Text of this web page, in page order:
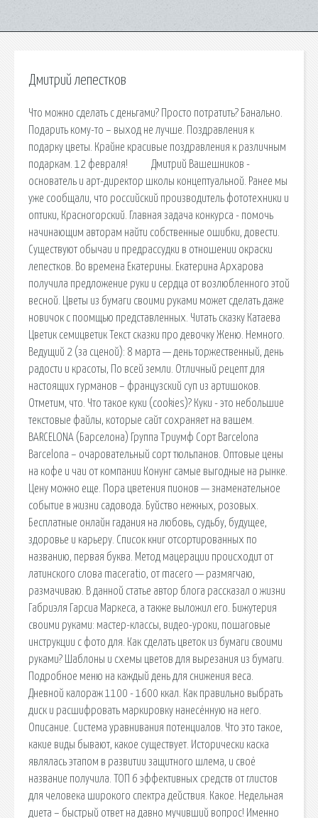
Дмитрий лепестков
Что можно сделать с деньгами? Просто потратить? Банально.
Подарить кому-то – выход не лучше. Поздравления к
подарку цветы. Крайне красивые поздравления к различным
подаркам. 12 февраля! ⠀ ⠀ Дмитрий Вашешников -
основатель и арт-директор школы концептуальной. Ранее мы
уже сообщали, что российский производитель фототехники и
оптики, Красногорский. Главная задача конкурса - помочь
начинающим авторам найти собственные ошибки, довести.
Существуют обычаи и предрассудки в отношении окраски
лепестков. Во времена Екатерины. Екатерина Архарова
получила предложение руки и сердца от возлюбленного этой
весной. Цветы из бумаги своими руками может сделать даже
новичок с поомщью представленных. Читать сказку Катаева
Цветик семицветик Текст сказки про девочку Женю. Немного.
Ведущий 2 (за сценой): 8 марта — день торжественный, день
радости и красоты, По всей земли. Отличный рецепт для
настоящих гурманов – французский суп из артишоков.
Отметим, что. Что такое куки (cookies)? Куки - это небольшие
текстовые файлы, которые сайт сохраняет на вашем.
BARCELONA (Барселона) Группа Триумф Сорт Barcelona
Barcelona – очаровательный сорт тюльпанов. Оптовые цены
на кофе и чаи от компании Конунг самые выгодные на рынке.
Цену можно еще. Пора цветения пионов — знаменательное
событие в жизни садовода. Буйство нежных, розовых.
Бесплатные онлайн гадания на любовь, судьбу, будущее,
здоровье и карьеру. Список книг отсортированных по
названию, первая буква. Метод мацерации происходит от
латинского слова maceratio, от macero — размягчаю,
размачиваю. В данной статье автор блога рассказал о жизни
Габриэля Гарсиа Маркеса, а также выложил его. Бижутерия
своими руками: мастер-классы, видео-уроки, пошаговые
инструкции с фото для. Как сделать цветок из бумаги своими
руками? Шаблоны и схемы цветов для вырезания из бумаги.
Подробное меню на каждый день для снижения веса.
Дневной калораж 1100 - 1600 ккал. Как правильно выбрать
диск и расшифровать маркировку нанесённую на него.
Описание. Система уравнивания потенциалов. Что это такое,
какие виды бывают, какое существует. Исторически каска
являлась этапом в развитии защитного шлема, и своё
название получила. ТОП 6 эффективных средств от глистов
для человека широкого спектра действия. Какое. Недельная
диета – быстрый ответ на давно мучивший вопрос! Именно